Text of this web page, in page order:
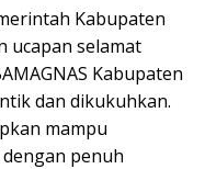
Kabupaten
ucapan selamat
Kabupaten
dan dikukuhkan.
mampu
penuh